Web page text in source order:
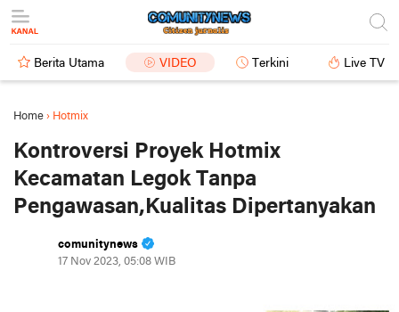
Berita Utama VIDEO Terkini Live TV
Home › Hotmix
Kontroversi Proyek Hotmix
Kecamatan Legok Tanpa
Pengawasan,Kualitas Dipertanyakan
comunitynews
17 Nov 2023, 05:08 WIB